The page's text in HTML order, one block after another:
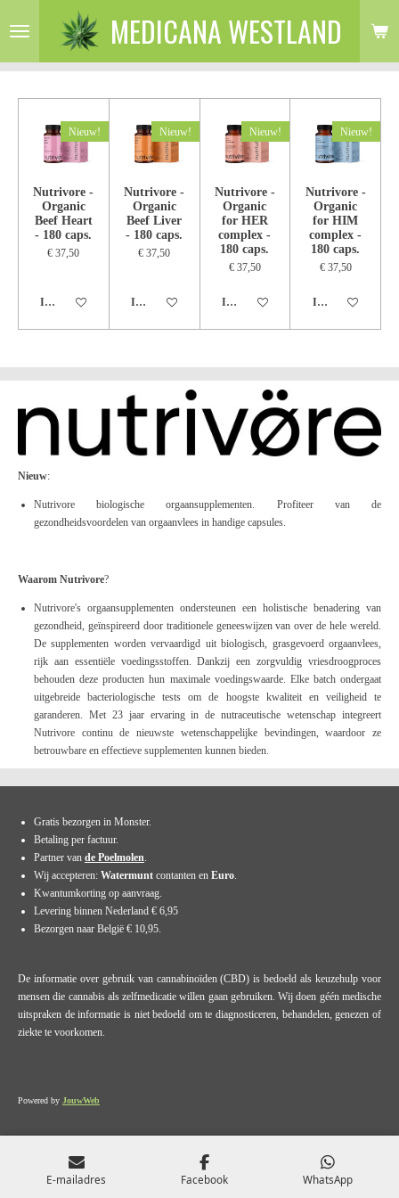
direct
de
MEDICANA WESTLAND
Nieuw!
Nutrivore -
Organic
Beef Heart
- 180 caps.
€ 37,50
In winkelwagen
Nieuw!
Nutrivore -
Organic
Beef Liver
- 180 caps.
€ 37,50
In winkelwagen
Nieuw!
Nutrivore -
Organic
for HER
complex -
180 caps.
€ 37,50
In winkelwagen
Nieuw!
Nutrivore -
Organic
for HIM
complex -
180 caps.
€ 37,50
In winkelwagen
Nieuw:
Nutrivore biologische orgaansupplementen. Profiteer van de
gezondheidsvoordelen van orgaanvlees in handige capsules.
Waarom Nutrivore?
Nutrivore's orgaansupplementen ondersteunen een holistische benadering van
gezondheid, geïnspireerd door traditionele geneeswijzen van over de hele wereld.
De supplementen worden vervaardigd uit biologisch, grasgevoerd orgaanvlees,
rijk aan essentiële voedingsstoffen. Dankzij een zorgvuldig vriesdroogproces
behouden deze producten hun maximale voedingswaarde. Elke batch ondergaat
uitgebreide bacteriologische tests om de hoogste kwaliteit en veiligheid te
garanderen. Met 23 jaar ervaring in de nutraceutische wetenschap integreert
Nutrivore continu de nieuwste wetenschappelijke bevindingen, waardoor ze
betrouwbare en effectieve supplementen kunnen bieden.
Gratis bezorgen in Monster.
Betaling per factuur.
Partner van de Poelmolen.
Wij accepteren: Watermunt contanten en Euro.
Kwantumkorting op aanvraag.
Levering binnen Nederland € 6,95
Bezorgen naar België € 10,95.
De informatie over gebruik van cannabinoïden (CBD) is bedoeld als keuzehulp voor
mensen die cannabis als zelfmedicatie willen gaan gebruiken. Wij doen géén medische
uitspraken de informatie is niet bedoeld om te diagnosticeren, behandelen, genezen of
ziekte te voorkomen.
Powered by JouwWeb
E-mailadres Facebook WhatsApp